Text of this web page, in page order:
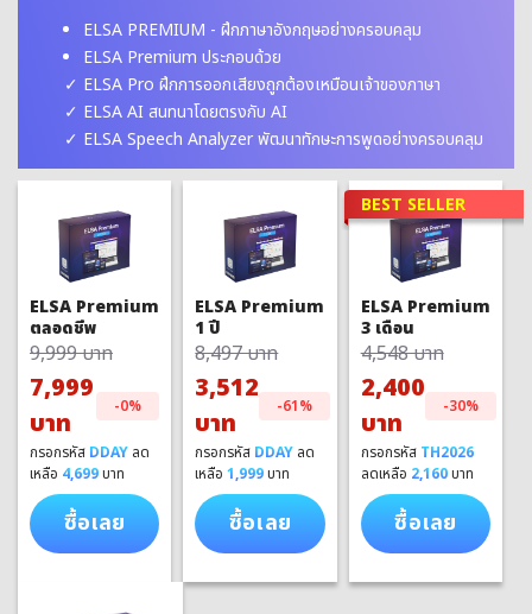
ELSA PREMIUM - ฝึกภาษาอังกฤษอย่างครอบคลุม
ELSA Premium ประกอบด้วย
ELSA Pro ฝึกการออกเสียงถูกต้องเหมือนเจ้าของภาษา
ELSA AI สนทนาโดยตรงกับ AI
ELSA Speech Analyzer พัฒนาทักษะการพูดอย่างครอบคลุม
ELSA Premium
ตลอดชีพ
9,999 บาท
7,999
บาท
-0%
กรอกรหัส DDAY ลด
เหลือ 4,699บาท
ซื้อเลย
ELSA Premium
1 ปี
8,497 บาท
3,512
บาท
-61%
กรอกรหัส DDAY ลด
เหลือ1,999บาท
ซื้อเลย
BEST SELLER
ELSA Premium
3 เดือน
4,548 บาท
2,400
บาท
-30%
กรอกรหัส TH2026
ลดเหลือ 2,160บาท
ซื้อเลย